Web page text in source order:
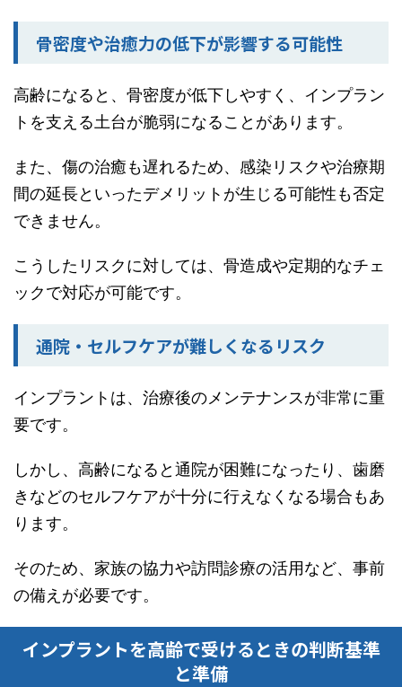
骨密度や治癒力の低下が影響する可能性
高齢になると、骨密度が低下しやすく、インプラン
トを支える土台が脆弱になることがあります。
また、傷の治癒も遅れるため、感染リスクや治療期
間の延長といったデメリットが生じる可能性も否定
できません。
こうしたリスクに対しては、骨造成や定期的なチェ
ックで対応が可能です。
通院・セルフケアが難しくなるリスク
インプラントは、治療後のメンテナンスが非常に重
要です。
しかし、高齢になると通院が困難になったり、歯磨
きなどのセルフケアが十分に行えなくなる場合もあ
ります。
そのため、家族の協力や訪問診療の活用など、事前
の備えが必要です。
インプラントを高齢で受けるときの判断基準
と準備